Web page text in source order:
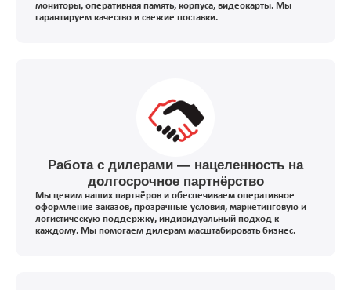
мониторы, оперативная память, корпуса, видеокарты. Мы
гарантируем качество и свежие поставки.
Работа с дилерами — нацеленность на
долгосрочное партнёрство
Мы ценим наших партнёров и обеспечиваем оперативное
оформление заказов, прозрачные условия, маркетинговую и
логистическую поддержку, индивидуальный подход к
каждому. Мы помогаем дилерам масштабировать бизнес.